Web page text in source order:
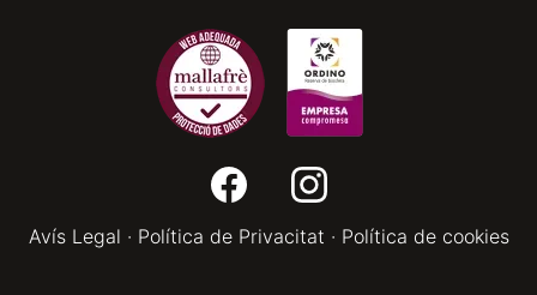
Avís Legal · Política de Privacitat · Política de cookies